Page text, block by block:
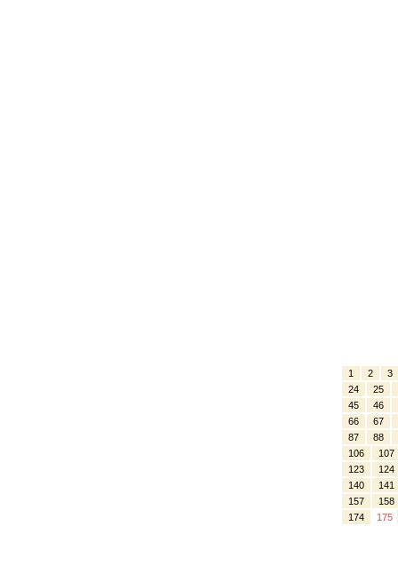
1 2
3
24
25
45
46
66
67
87
88
106
107
123
124
140
141
157
158
174
175